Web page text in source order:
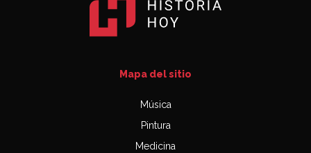
Mapa del sitio
Música
Pintura
Medicina